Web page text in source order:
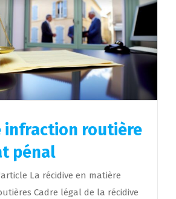
infraction routière
pénal
La récidive en matière
Cadre légal de la récidive